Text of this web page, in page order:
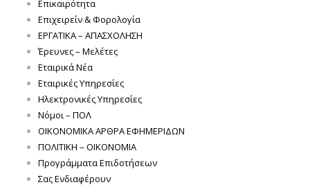
Επικαιρότητα
Επιχειρείν & Φορολογία
ΕΡΓΑΤΙΚΑ – ΑΠΑΣΧΟΛΗΣΗ
Έρευνες – Μελέτες
Εταιρικά Νέα
Εταιρικές Υπηρεσίες
Ηλεκτρονικές Υπηρεσίες
Νόμοι – ΠΟΛ
ΟΙΚΟΝΟΜΙΚΑ ΑΡΘΡΑ ΕΦΗΜΕΡΙΔΩΝ
ΠΟΛΙΤΙΚΗ – ΟΙΚΟΝΟΜΙΑ
Προγράμματα Επιδοτήσεων
Σας Ενδιαφέρουν